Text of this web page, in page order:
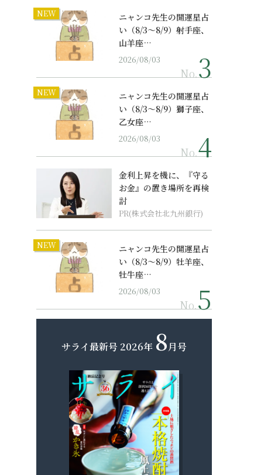
NEW
ニャンコ先生の開運星占
い（8/3～8/9）射手座、
山羊座…
2026/08/03
No.
NEW
ニャンコ先生の開運星占
い（8/3～8/9）獅子座、
乙女座…
2026/08/03
No.
金利上昇を機に、『守る
お金』の置き場所を再検
討
PR(株式会社北九州銀行)
NEW
ニャンコ先生の開運星占
い（8/3～8/9）牡羊座、
牡牛座…
2026/08/03
No.
サライ最新号 2026年 8月号